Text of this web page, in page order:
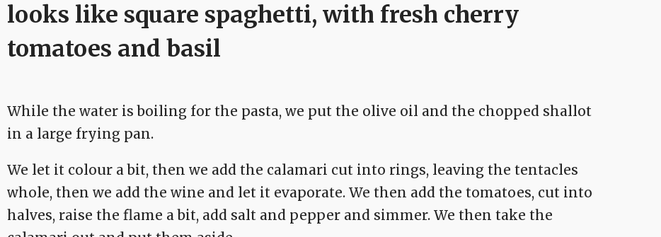
looks like square spaghetti, with fresh cherry
tomatoes and basil
While the water is boiling for the pasta, we put the olive oil and the chopped shallot
in a large frying pan.
We let it colour a bit, then we add the calamari cut into rings, leaving the tentacles
whole, then we add the wine and let it evaporate. We then add the tomatoes, cut into
halves, raise the flame a bit, add salt and pepper and simmer. We then take the